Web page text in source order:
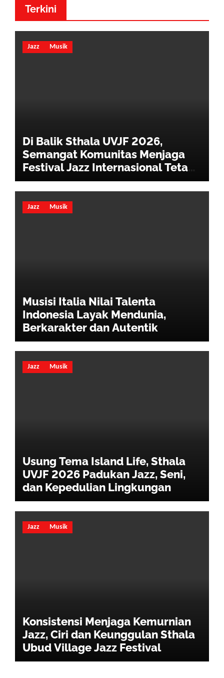
Terkini
Jazz Musik
Di Balik Sthala UVJF 2026,
Semangat Komunitas Menjaga
Festival Jazz Internasional Tetap
Hidup
Jazz Musik
Musisi Italia Nilai Talenta
Indonesia Layak Mendunia,
Berkarakter dan Autentik
Jazz Musik
Usung Tema Island Life, Sthala
UVJF 2026 Padukan Jazz, Seni,
dan Kepedulian Lingkungan
Jazz Musik
Konsistensi Menjaga Kemurnian
Jazz, Ciri dan Keunggulan Sthala
Ubud Village Jazz Festival